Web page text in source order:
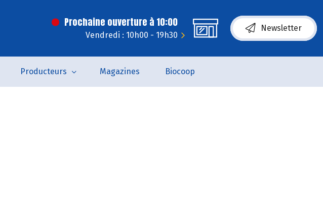
Prochaine ouverture à 10:00
Vendredi : 10h00 - 19h30
Newsletter
Producteurs Magazines Biocoop